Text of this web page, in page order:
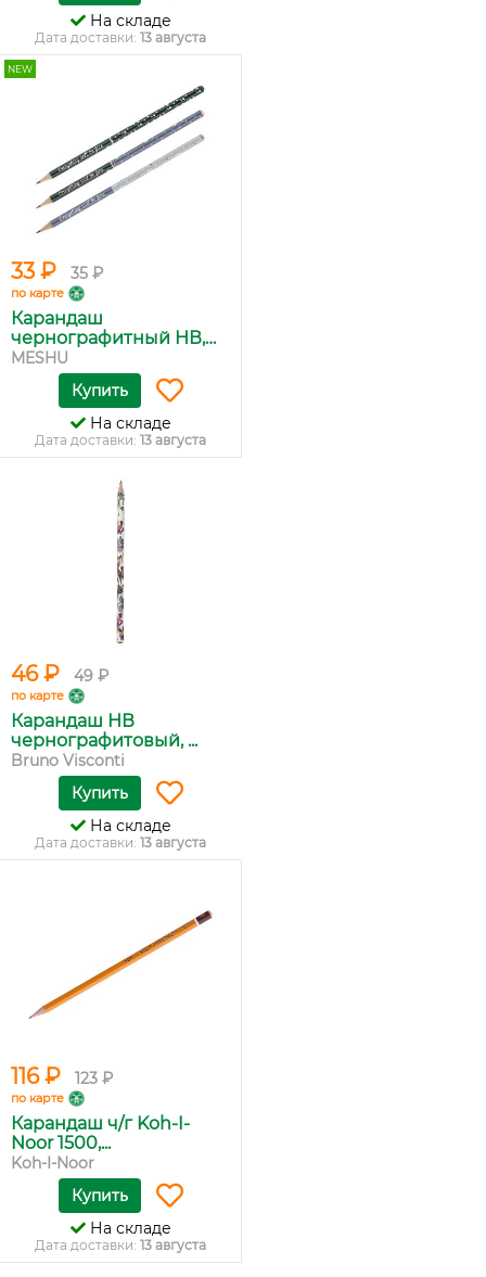
На складе
Дата доставки: 13 августа
NEW
33 ₽ 35 ₽
по карте
Карандаш
чернографитный НВ,
M...
MESHU
Купить
На складе
Дата доставки: 13 августа
46 ₽ 49 ₽
по карте
Карандаш НВ
чернографитовый, ...
Bruno Visconti
Купить
На складе
Дата доставки: 13 августа
116 ₽ 123 ₽
по карте
Карандаш ч/г Koh-I-
Noor 1500,...
Koh-I-Noor
Купить
На складе
Дата доставки: 13 августа